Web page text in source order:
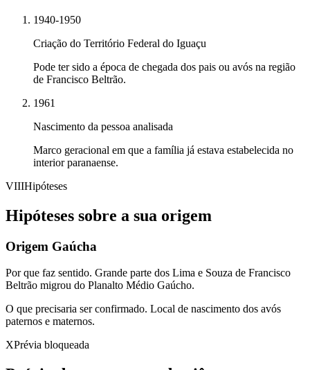
1940-1950
Criação do Território Federal do Iguaçu
Pode ter sido a época de chegada dos pais ou avós na região
de Francisco Beltrão.
1961
Nascimento da pessoa analisada
Marco geracional em que a família já estava estabelecida no
interior paranaense.
VIIIHipóteses
Hipóteses sobre a sua origem
Origem Gaúcha
Por que faz sentido. Grande parte dos Lima e Souza de Francisco
Beltrão migrou do Planalto Médio Gaúcho.
O que precisaria ser confirmado. Local de nascimento dos avós
paternos e maternos.
XPrévia bloqueada